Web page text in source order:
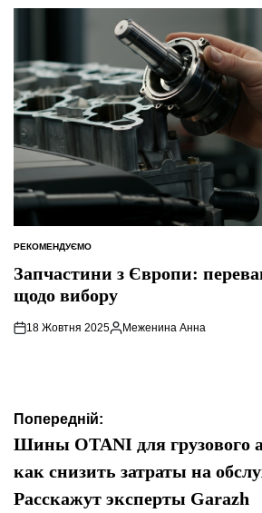
ОПУБЛІКУВАТИ
РЕКОМЕНДУЄМО
Запчастини з Європи:
щодо вибору
18 Жовтня 2025
Опубліковано
Меженина Анна
Навігація
записів
Попередній:
Шины OTANI для грузового
как снизить затраты на
Расскажут эксперты Garazh